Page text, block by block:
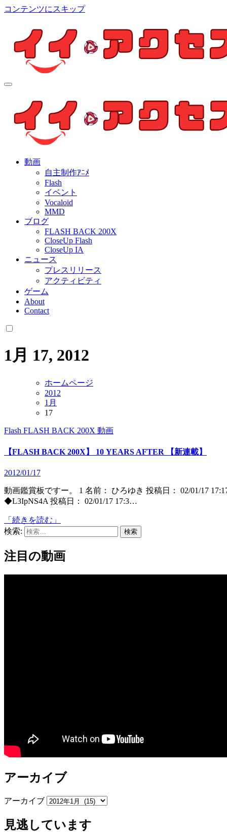
コンテンツにスキップ
個人制作アニメを中心とした動画紹介ブログ
動画
自主制作ｱﾆﾒ
Flash
イベント
Vocaloid
MMD
ブログ
FLASH BACK 200X
CloseUp Flash
CloseUp IA
ニュース
プレスリリース
アクティビティ
ゲーム
About
Contact
1月 17, 2012
ホームページ
2012
1月
17
Flash FLASH BACK 200X 動画
【FLASH BACK 200X】 10 YEARS AFTER 【新連載】
2012/01/17
動画鑑賞板ですー。 1 名前： ひろゆき 投稿日： 02/01/17 17:17 ID:65HcCBOz はじまりです。 8 名前： ひろゆき
◆L3IpNS4A 投稿日： 02/01/17 17:3…
「続きを読む」
検索:
注目の動画
アーカイブ
アーカイブ
見逃しています